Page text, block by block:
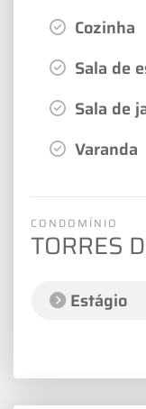
Cozinha
Sala de
Sala de
Varanda
CONDOMÍNIO
TORRES
Estágio